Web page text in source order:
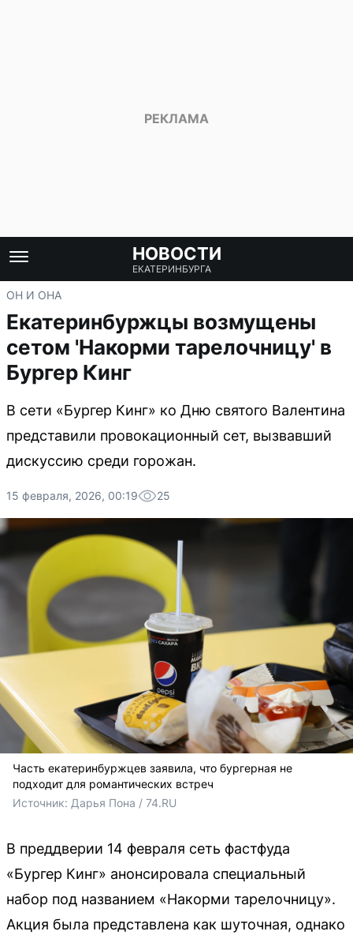
НОВОСТИ
ЕКАТЕРИНБУРГА
ОН И ОНА
Екатеринбуржцы возмущены
сетом 'Накорми тарелочницу' в
Бургер Кинг
В сети «Бургер Кинг» ко Дню святого Валентина
представили провокационный сет, вызвавший
дискуссию среди горожан.
15 февраля, 2026, 00:19 25
Часть екатеринбуржцев заявила, что бургерная не
подходит для романтических встреч
Источник: Дарья Пона / 74.RU
В преддверии 14 февраля сеть фастфуда
«Бургер Кинг» анонсировала специальный
набор под названием «Накорми тарелочницу».
Акция была представлена как шуточная, однако